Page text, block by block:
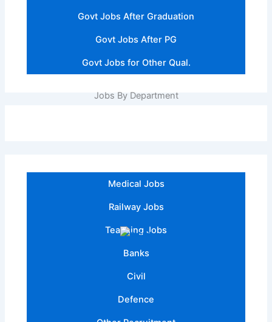
Govt Jobs After Graduation
Govt Jobs After PG
Govt Jobs for Other Qual.
Jobs By Department
Medical Jobs
Railway Jobs
Teaching Jobs
Banks
Civil
Defence